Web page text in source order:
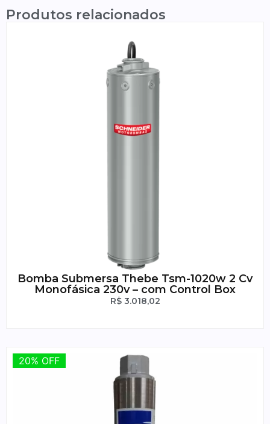
Produtos relacionados
Bomba Submersa Thebe Tsm-1020w 2 Cv
Monofásica 230v – com Control Box
R$3.018,02
20% OFF
20% OFF